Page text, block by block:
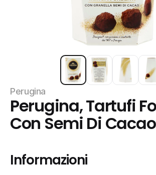
Perugina
Perugina, Tartufi
Con Semi Di Cacao
Informazioni